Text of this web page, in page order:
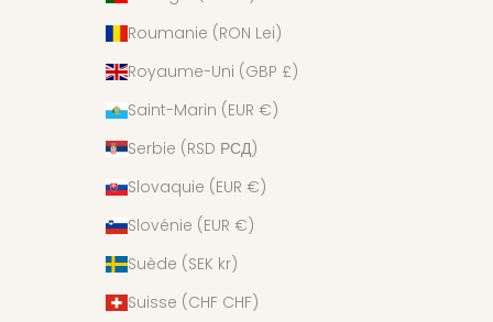
Roumanie (RON Lei)
Royaume-Uni (GBP £)
Saint-Marin (EUR €)
Serbie (RSD РСД)
Slovaquie (EUR €)
Slovénie (EUR €)
Suède (SEK kr)
Suisse (CHF CHF)